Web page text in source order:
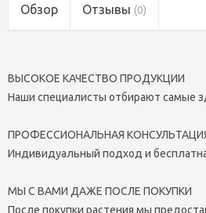
Обзор Отзывы (0)
ВЫСОКОЕ КАЧЕСТВО ПРОДУКЦИИ
Наши специалисты отбирают самые
ПРОФЕССИОНАЛЬНАЯ
Индивидуальный подход и
МЫ С ВАМИ ДАЖЕ ПОСЛЕ ПОКУПКИ
После покупки растения мы